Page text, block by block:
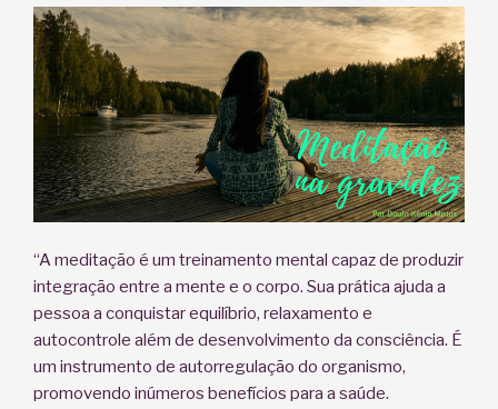
“A meditação é um treinamento mental capaz de produzir
integração entre a mente e o corpo. Sua prática ajuda a
pessoa a conquistar equilíbrio, relaxamento e
autocontrole além de desenvolvimento da consciência. É
um instrumento de autorregulação do organismo,
promovendo inúmeros benefícios para a saúde.